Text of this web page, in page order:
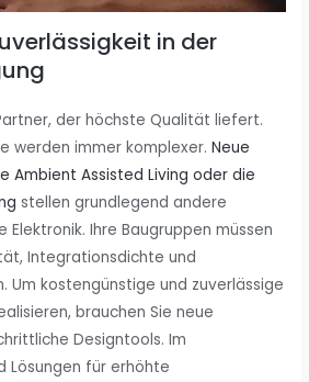
in der
der höchste Qualität liefert.
werden immer komplexer.Neue
Ambient Assisted Living oder die
stellen grundlegend andere
Elektronik. Ihre Baugruppen müssen
Integrationsdichte und
Um kostengünstige und zuverlässige
brauchen Sie neue
Designtools. Im
Lösungen für erhöhte